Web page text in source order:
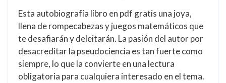
Esta autobiografía libro en pdf gratis una joya,
llena de rompecabezas y juegos matemáticos que
te desafiarán y deleitarán. La pasión del autor por
desacreditar la pseudociencia es tan fuerte como
siempre, lo que la convierte en una lectura
obligatoria para cualquiera interesado en el tema.